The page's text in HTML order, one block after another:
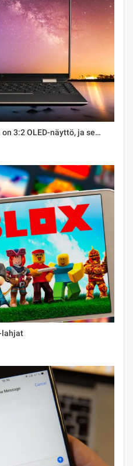
3:2 OLED-näyttö, ja se…
lahjat